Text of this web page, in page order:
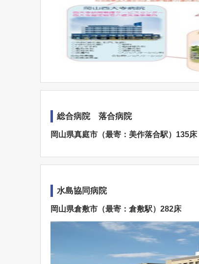
総合病院 落合病院
岡山県真庭市（最寄：美作落合駅）135床
水島協同病院
岡山県倉敷市（最寄：倉敷駅）282床